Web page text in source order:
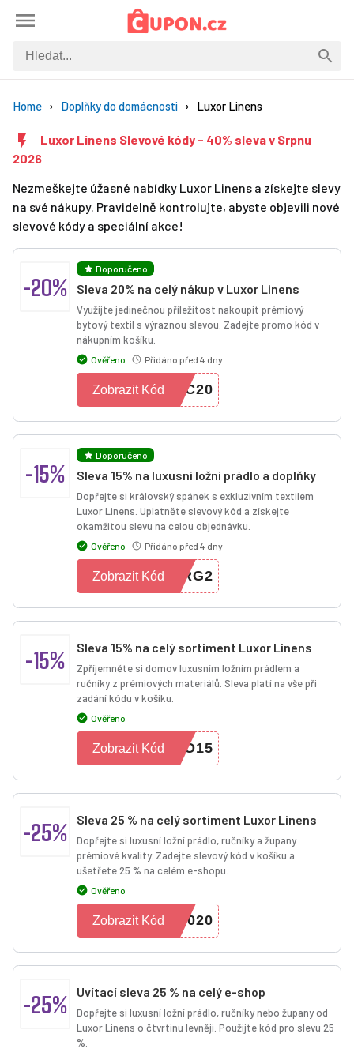
Home Doplňky do domácnosti Luxor Linens
Luxor Linens Slevové kódy - 40% sleva v Srpnu
2026
Nezmeškejte úžasné nabídky Luxor Linens a získejte slevy
na své nákupy. Pravidelně kontrolujte, abyste objevili nové
slevové kódy a speciální akce!
-20%
Doporučeno
Sleva 20% na celý nákup v Luxor Linens
Využijte jedinečnou příležitost nakoupit prémiový
bytový textil s výraznou slevou. Zadejte promo kód v
nákupním košíku.
Ověřeno Přidáno před 4 dny
LC20
Zobrazit Kód
-15%
Doporučeno
Sleva 15% na luxusní ložní prádlo a doplňky
Dopřejte si královský spánek s exkluzivním textilem
Luxor Linens. Uplatněte slevový kód a získejte
okamžitou slevu na celou objednávku.
Ověřeno Přidáno před 4 dny
RRG2
Zobrazit Kód
-15% Sleva 15% na celý sortiment Luxor Linens
Zpříjemněte si domov luxusním ložním prádlem a
ručníky z prémiových materiálů. Sleva platí na vše při
zadání kódu v košíku.
Ověřeno
LO15
Zobrazit Kód
-25% Sleva 25 % na celý sortiment Luxor Linens
Dopřejte si luxusní ložní prádlo, ručníky a župany
prémiové kvality. Zadejte slevový kód v košíku a
ušetřete 25 % na celém e-shopu.
Ověřeno
2020
Zobrazit Kód
-25% Uvítací sleva 25 % na celý e-shop
Dopřejte si luxusní ložní prádlo, ručníky nebo župany od
Luxor Linens o čtvrtinu levněji. Použijte kód pro slevu 25
%.